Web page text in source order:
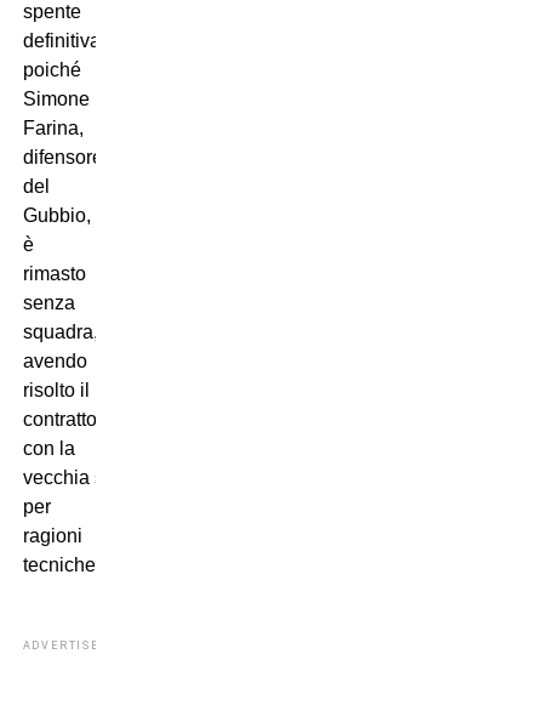
spente
definitivamente,
poiché
Simone
Farina,
difensore
del
Gubbio,
è
rimasto
senza
squadra,
avendo
risolto il
contratto
con la
vecchia squadra
per
ragioni
tecniche.
ADVERTISEMENT